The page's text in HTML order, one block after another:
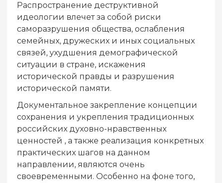
Распространение деструктивной
идеологии влечет за собой риски
саморазрушения общества, ослабления
семейных, дружеских и иных социальных
связей, ухудшения демографической
ситуации в стране, искажения
исторической правды и разрушения
исторической памяти.
Документальное закрепление концепции
сохранения и укрепления традиционных
российских духовно-нравственных
ценностей , а также реализация конкретных
практических шагов на данном
направлении, являются очень
своевременными. Особенно на фоне того,